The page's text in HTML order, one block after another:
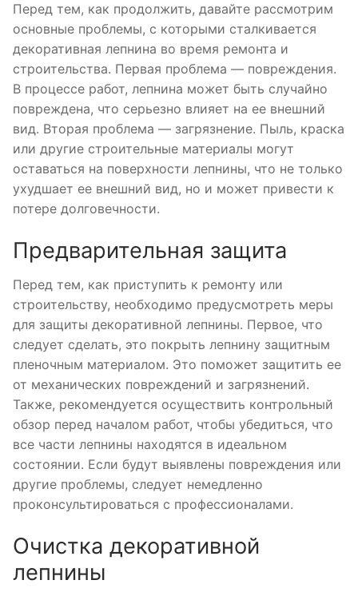
Перед тем, как продолжить, давайте рассмотрим
основные проблемы, с которыми сталкивается
декоративная лепнина во время ремонта и
строительства. Первая проблема — повреждения.
В процессе работ, лепнина может быть случайно
повреждена, что серьезно влияет на ее внешний
вид. Вторая проблема — загрязнение. Пыль, краска
или другие строительные материалы могут
оставаться на поверхности лепнины, что не только
ухудшает ее внешний вид, но и может привести к
потере долговечности.
Предварительная защита
Перед тем, как приступить к ремонту или
строительству, необходимо предусмотреть меры
для защиты декоративной лепнины. Первое, что
следует сделать, это покрыть лепнину защитным
пленочным материалом. Это поможет защитить ее
от механических повреждений и загрязнений.
Также, рекомендуется осуществить контрольный
обзор перед началом работ, чтобы убедиться, что
все части лепнины находятся в идеальном
состоянии. Если будут выявлены повреждения или
другие проблемы, следует немедленно
проконсультироваться с профессионалами.
Очистка декоративной
лепнины